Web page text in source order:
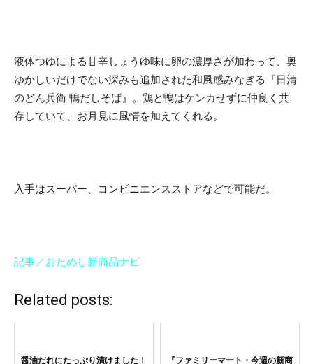
液体つゆによる甘辛しょうゆ味に卵の濃厚さが加わって、奥
ゆかしいだけでない深みも追加された和風感みなぎる『日清
のどん兵衛 鴨だしそば』。鶏と鴨はケンカせずに仲良く共
存していて、お月見に風情を加えてくれる。
入手はスーパー、コンビニエンスストアなどで可能だ。
記事／おためし新商品ナビ
Related posts:
醤油だれにたっぷり漬けました！
『ファミリーマート・今週の新商